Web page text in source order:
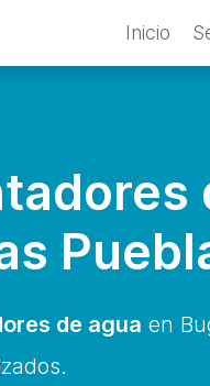
Inicio
de agua en